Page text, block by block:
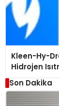
Kleen-Hy-
Hidrojen
Düzenleyici
Son Dakika